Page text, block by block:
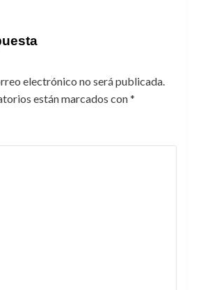
electrónico no será publicada.
están marcados con*